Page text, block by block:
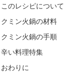
このレシピについて
クミン火鍋の材料
クミン火鍋の手順
辛い料理特集
おわりに